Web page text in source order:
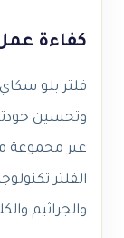
كفاءة عمل
وتحسين
عبر مجموعة
الفلتر
والجراثيم